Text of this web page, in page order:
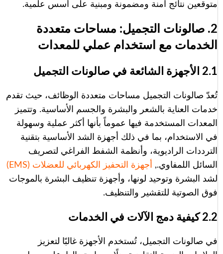
متوقعين نتائج آمنة ومضمونة ومبنية على أسس علمية.
2. صالونات التجميل: مساحات متعددة
الخدمات مع استخدام عملي للمعدات
2.1 الأجهزة الشائعة في صالونات التجميل
تُعدّ صالونات التجميل مساحات متعددة الوظائف، حيث تقدم
خدمات العناية بالشعر والبشرة والجسم الأساسية. وتتميز
المعدات المستخدمة فيها عموماً بأنها أكثر عملية وسهولة
في الاستخدام، بما في ذلك أجهزة الشد الأساسية بتقنية
الترددات الراديوية، وأنظمة الشفط الفراغي لتصريف
السائل اللمفاوي.,
أجهزة التحفيز الكهربائي للعضلات (EMS)
لشد البشرة وتوحيد لونها، وأجهزة تنظيف البشرة بالموجات
فوق الصوتية للتقشير والتنظيف.
2.2 كيفية دمج الآلات في الخدمات
في صالونات التجميل، تُستخدم الأجهزة غالبًا لتعزيز